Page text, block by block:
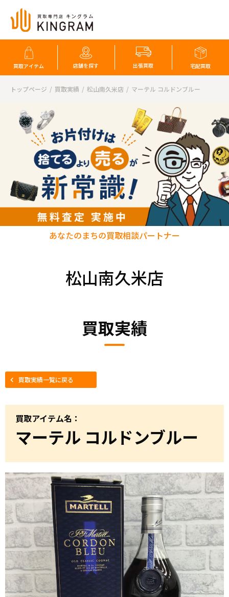
買取アイテム 店舗を探す 出張買取 宅配買取
トップページ 買取実績 松山南久米店 マーテル コルドンブルー
松山南久米店
あなたのまちの買取相談パートナー
買取実績
買取実績一覧に戻る
買取アイテム名：
マーテル コルドンブルー